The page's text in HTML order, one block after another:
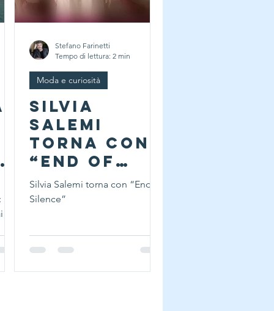
del Premio Andersen – Baia
delle Favole, storico co
Silvia
Salemi
torna con
“End of
Silence”
Silvia Salemi torna con “End of
Silence”
Moda e curiosità
Stefano Farinetti
Tempo di lettura: 2 min